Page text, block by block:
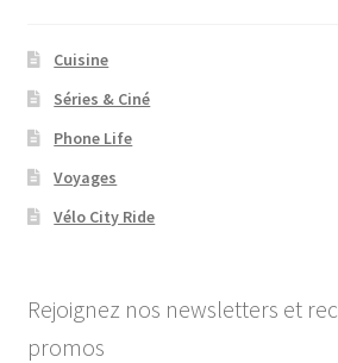
Cuisine
Séries & Ciné
Phone Life
Voyages
Vélo City Ride
Rejoignez nos newsletters et
promos